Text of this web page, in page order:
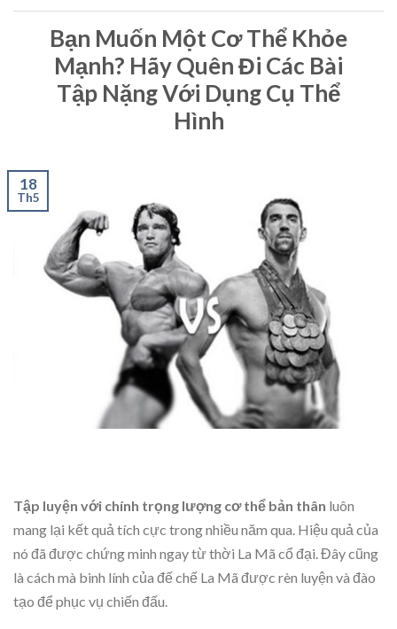
Bạn Muốn Một Cơ Thể Khỏe
Mạnh? Hãy Quên Đi Các Bài
Tập Nặng Với Dụng Cụ Thể
Hình
18
Th5
Tập luyện với chính trọng lượng cơ thể bản thân luôn
mang lại kết quả tích cực trong nhiều năm qua. Hiệu quả của
nó đã được chứng minh ngay từ thời La Mã cổ đại. Đây cũng
là cách mà binh lính của đế chế La Mã được rèn luyện và đào
tạo để phục vụ chiến đấu.